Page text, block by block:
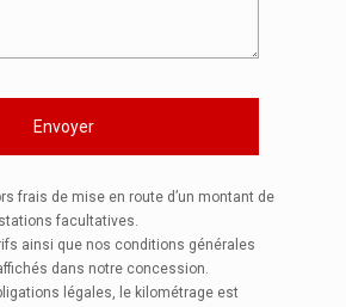
frais de mise en route d’un montant de
facultatives.
ainsi que nos conditions générales
dans notre concession.
légales, le kilométrage est